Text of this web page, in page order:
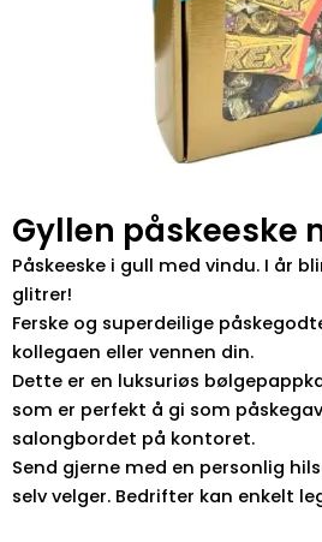
Gyllen påskeeske
Påskeeske i gull med vindu. I år
glitrer!
Ferske og superdeilige
kollegaen eller vennen din.
Dette er en luksuriøs
som er perfekt å gi som
salongbordet på kontoret.
Send gjerne med en personlig
selv velger. Bedrifter kan enkelt